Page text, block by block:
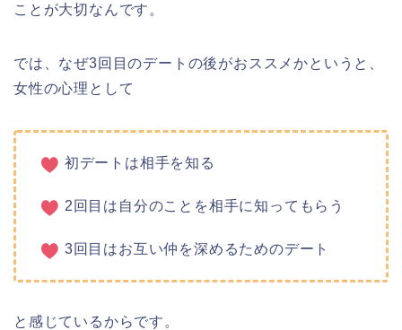
ことが大切なんです。
では、なぜ3回目のデートの後がおススメかというと、
女性の心理として
初デートは相手を知る
2回目は自分のことを相手に知ってもらう
3回目はお互い仲を深めるためのデート
と感じているからです。